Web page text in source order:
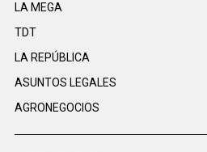
LA MEGA
TDT
LA REPÚBLICA
ASUNTOS LEGALES
AGRONEGOCIOS